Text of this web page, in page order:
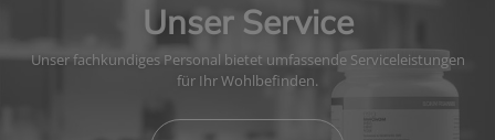
Unser Service
Unser fachkundiges Personal bietet umfassende Serviceleistungen
für Ihr Wohlbefinden.